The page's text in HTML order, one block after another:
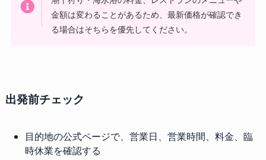
金額は変わることがあるため、最新価格が確認でき
る場合はそちらを優先してください。
出発前チェック
目的地の公式ページで、営業日、営業時間、料金、臨
時休業を確認する